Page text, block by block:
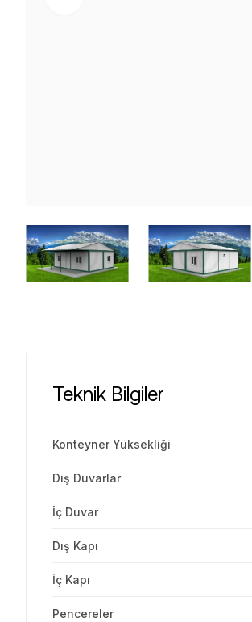
Teknik Bilgiler
Konteyner Yüksekliği
Dış Duvarlar
İç Duvar
Dış Kapı
İç Kapı
Pencereler